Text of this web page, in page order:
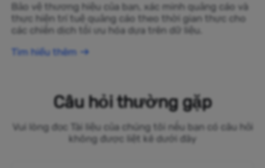
Bảo vệ thương hiệu của bạn, xác minh quảng cáo và
thực hiện trí tuệ quảng cáo theo thời gian thực cho
các chiến dịch tối ưu hóa dựa trên dữ liệu.
Tìm hiểu thêm
Câu hỏi thường gặp
Vui lòng đọc Tài liệu của chúng tôi nếu bạn có câu hỏi
không được liệt kê dưới đây